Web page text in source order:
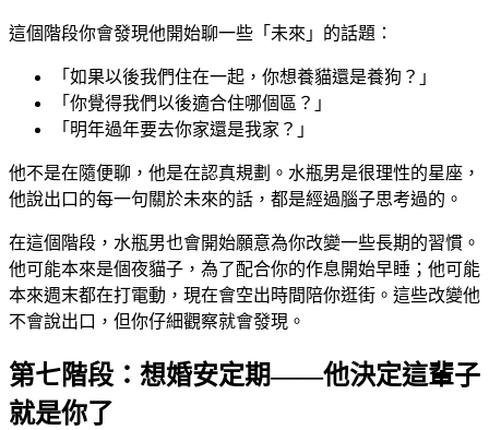
這個階段你會發現他開始聊一些「未來」的話題：
「如果以後我們住在一起，你想養貓還是養狗？」
「你覺得我們以後適合住哪個區？」
「明年過年要去你家還是我家？」
他不是在隨便聊，他是在認真規劃。水瓶男是很理性的星座，
他說出口的每一句關於未來的話，都是經過腦子思考過的。
在這個階段，水瓶男也會開始願意為你改變一些長期的習慣。
他可能本來是個夜貓子，為了配合你的作息開始早睡；他可能
本來週末都在打電動，現在會空出時間陪你逛街。這些改變他
不會說出口，但你仔細觀察就會發現。
第七階段：想婚安定期——他決定這輩子
就是你了